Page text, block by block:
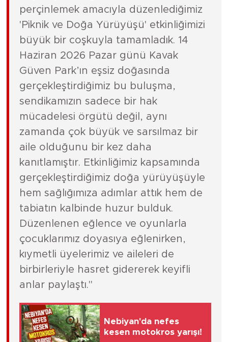
perçinlemek amacıyla düzenlediğimiz
'Piknik ve Doğa Yürüyüşü' etkinliğimizi
büyük bir coşkuyla tamamladık. 14
Haziran 2026 Pazar günü Kavak
Güven Park’ın eşsiz doğasında
gerçekleştirdiğimiz bu buluşma,
sendikamızın sadece bir hak
mücadelesi örgütü değil, aynı
zamanda çok büyük ve sarsılmaz bir
aile olduğunu bir kez daha
kanıtlamıştır. Etkinliğimiz kapsamında
gerçekleştirdiğimiz doğa yürüyüşüyle
hem sağlığımıza adımlar attık hem de
tabiatın kalbinde huzur bulduk.
Düzenlenen eğlence ve oyunlarla
çocuklarımız doyasıya eğlenirken,
kıymetli üyelerimiz ve aileleri de
birbirleriyle hasret gidererek keyifli
anlar paylaştı."
Nebiyan'da nefes
kesen motokros yarışı!